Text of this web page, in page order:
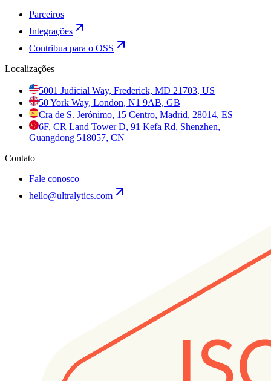
Parceiros
Integrações
Contribua para o OSS
Localizações
5001 Judicial Way, Frederick, MD 21703, US
50 York Way, London, N1 9AB, GB
Cra de S. Jerónimo, 15 Centro, Madrid, 28014, ES
6F, CR Land Tower D, 91 Kefa Rd, Shenzhen,
Guangdong 518057, CN
Contato
Fale conosco
hello@ultralytics.com